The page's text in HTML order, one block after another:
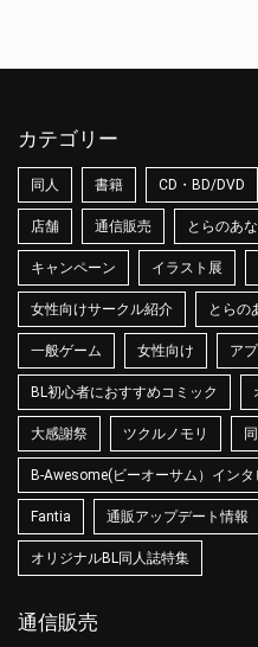
カテゴリー
同人 書籍 CD・BD/DVD
店舗 通信販売 とらのあ
キャンペーン イラスト展
女性向けサークル紹介 とらの
一般ゲーム 女性向け ア
BL初心者におすすめコミック
大感謝祭 ツクルノモリ
B-Awesome(ビーオーサム）インタ
Fantia 通販アップデート情報
オリジナルBL同人誌特集
通信販売